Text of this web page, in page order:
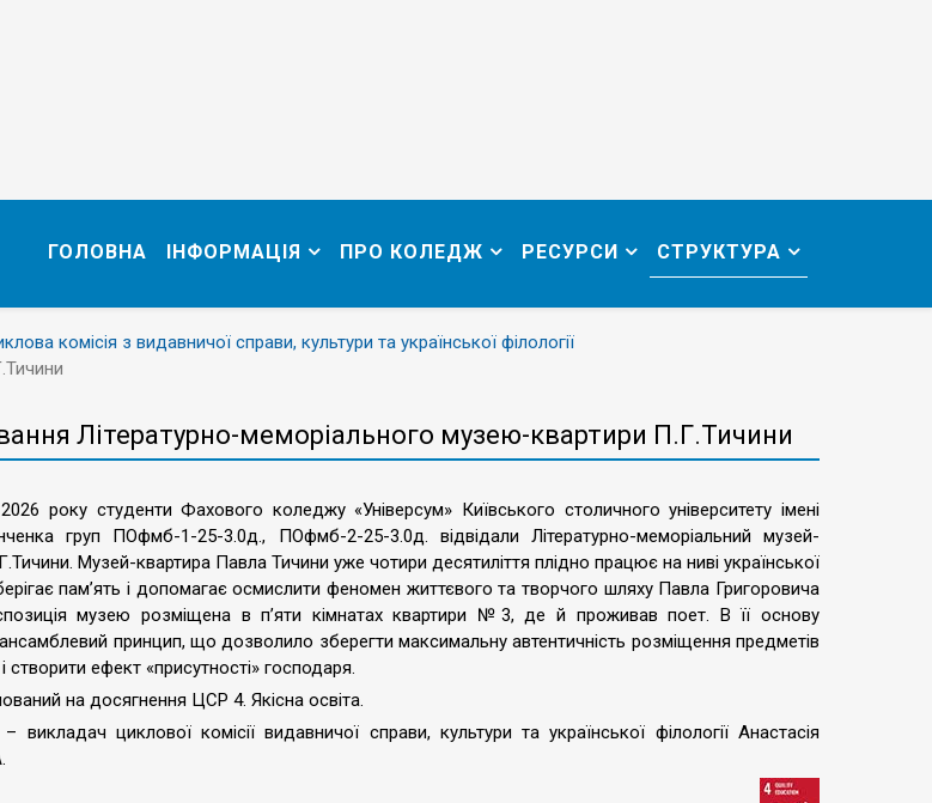
ГОЛОВНА ІНФОРМАЦІЯ ПРО КОЛЕДЖ РЕСУРСИ СТРУКТУРА
комісія з видавничої справи, культури та української філології
Літературно-меморіального музею-квартири П.Г.Тичини
року студенти Фахового коледжу «Універсум» Київського столичного університету імені
груп ПОфмб-1-25-3.0д., ПОфмб-2-25-3.0д. відвідали Літературно-меморіальний музей-
Музей-квартира Павла Тичини уже чотири десятиліття плідно працює на ниві української
пам’ять і допомагає осмислити феномен життєвого та творчого шляху Павла Григоровича
музею розміщена в п’яти кімнатах квартири №3, де й проживав поет. В її основу
принцип, що дозволило зберегти максимальну автентичність розміщення предметів
і створити ефект «присутності» господаря.
на досягнення ЦСР 4. Якісна освіта.
викладач циклової комісії видавничої справи, культури та української філології Анастасія